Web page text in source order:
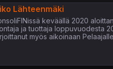
Lähteenmäki
keväällä 2020
ja tuottaja loppuvuodesta
myös aikoinaan